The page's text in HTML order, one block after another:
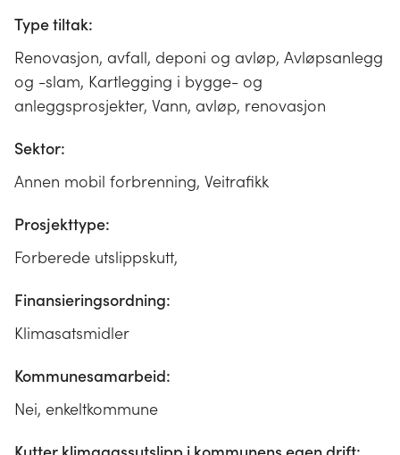
Type tiltak:
Renovasjon, avfall, deponi og avløp, Avløpsanlegg
og -slam, Kartlegging i bygge- og
anleggsprosjekter, Vann, avløp, renovasjon
Sektor:
Annen mobil forbrenning, Veitrafikk
Prosjekttype:
Forberede utslippskutt,
Finansieringsordning:
Klimasatsmidler
Kommunesamarbeid:
Nei, enkeltkommune